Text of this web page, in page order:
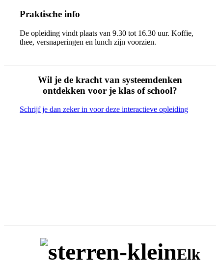
Praktische info
De opleiding vindt plaats van 9.30 tot 16.30 uur. Koffie,
thee, versnaperingen en lunch zijn voorzien.
Wil je de kracht van systeemdenken
ontdekken voor je klas of school?
Schrijf je dan zeker in voor deze interactieve opleiding
Elk